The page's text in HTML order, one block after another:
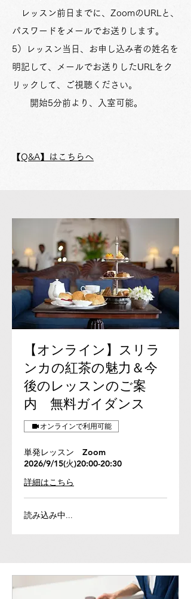
レッスン前日までに、ZoomのURLと、
パスワードをメールでお送りします。
5）レッスン当日、お申し込み者の姓名を
明記して、メールでお送りしたURLをク
リックして、ご視聴ください。
開始5分前より、入室可能。
​【Q&A】はこちらへ
【オンライン】スリラ
ンカの紅茶の魅力＆今
後のレッスンのご案
内 無料ガイダンス
オンラインで利用可能
単発レッスン Zoom
2026/9/15(火)20:00-20:30
詳細はこちら
読み込み中...